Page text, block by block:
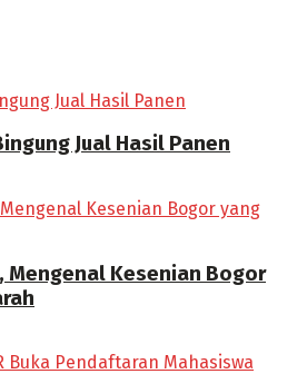
Jual Hasil Panen
Mengenal Kesenian Bogor